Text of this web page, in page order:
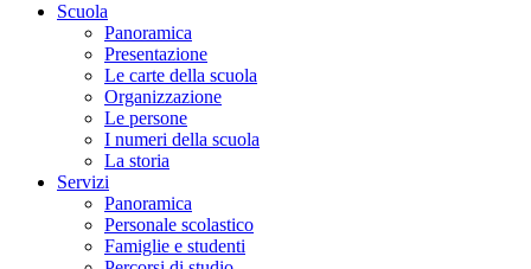
Scuola
Panoramica
Presentazione
Le carte della scuola
Organizzazione
Le persone
I numeri della scuola
La storia
Servizi
Panoramica
Personale scolastico
Famiglie e studenti